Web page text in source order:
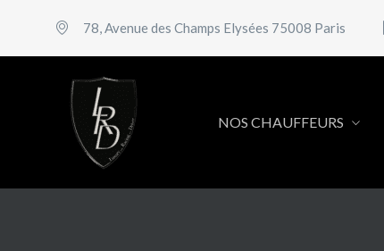
78, Avenue des Champs Elysées 75008 Paris
NOS CHAUFFEURS